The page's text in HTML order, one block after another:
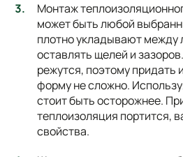
Монтаж
может быть любой
плотно укладывают между
оставлять щелей и
режутся, поэтому придать
форму не сложно.
стоит быть осторожнее.
теплоизоляция портится,
свойства.